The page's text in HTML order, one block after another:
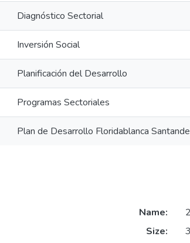
Diagnóstico Sectorial
Inversión Social
Planificación del Desarrollo
Programas Sectoriales
Plan de Desarrollo Floridablanca
Name:
Size: